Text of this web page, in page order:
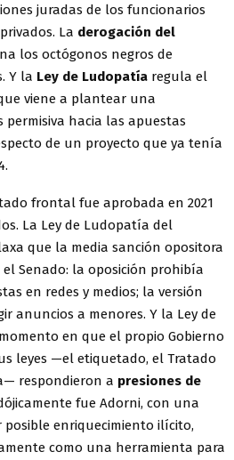
juradas de los funcionarios
La derogación del
los octógonos negros de
Y la Ley de Ludopatía regula el
viene a plantear una
hacia las apuestas
de un proyecto que ya tenía
frontal fue aprobada en 2021
La Ley de Ludopatía del
que la media sanción opositora
Senado: la oposición prohibía
en redes y medios; la versión
anuncios a menores. Y la Ley de
en que el propio Gobierno
leyes —el etiquetado, el Tratado
respondieron a presiones de
fue Adorni, con una
enriquecimiento ilícito,
como una herramienta para